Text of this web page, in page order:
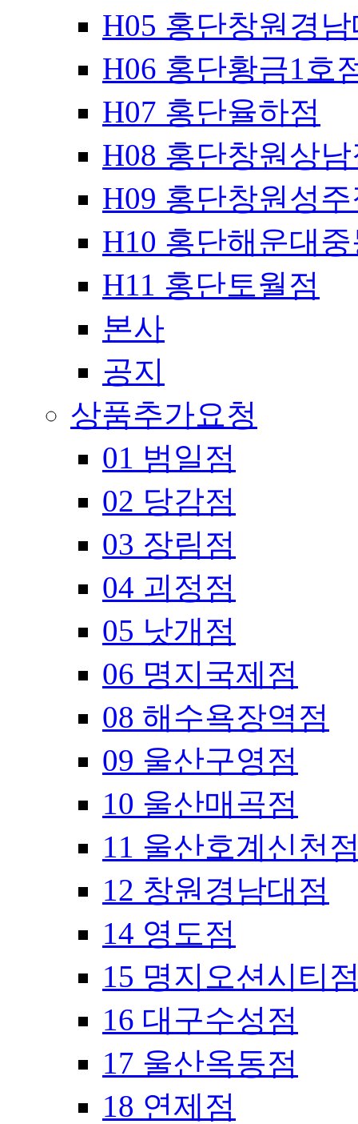
H05 홍단창원경
H06 홍단황금1호
H07 홍단율하점
H08 홍단창원상
H09 홍단창원성
H10 홍단해운대
H11 홍단토월점
본사
공지
상품추가요청
01 범일점
02 당감점
03 장림점
04 괴정점
05 낫개점
06 명지국제점
08 해수욕장역점
09 울산구영점
10 울산매곡점
11 울산호계신천
12 창원경남대점
14 영도점
15 명지오션시티
16 대구수성점
17 울산옥동점
18 연제점